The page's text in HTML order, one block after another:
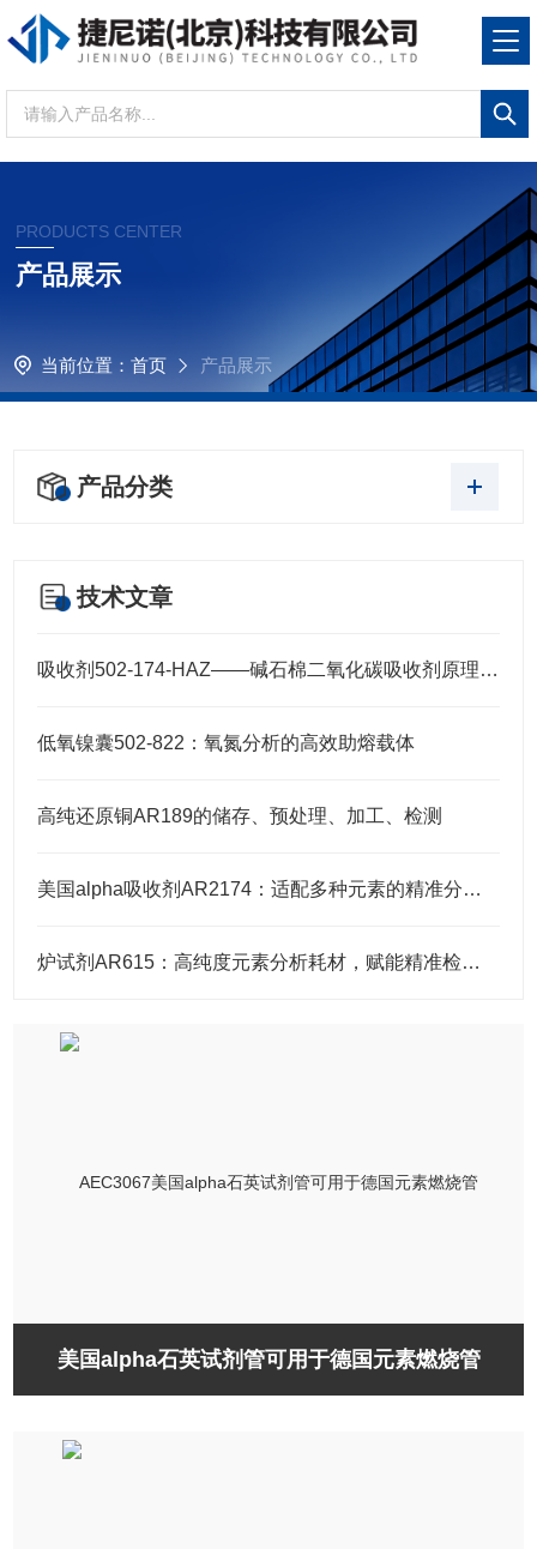
PRODUCTS CENTER
产品展示
当前位置： 首页 产品展示
产品分类
技术文章
吸收剂502-174-HAZ——碱石棉二氧化碳吸收剂原理与元素分析及气体净化应用
低氧镍囊502-822：氧氮分析的高效助熔载体
高纯还原铜AR189的储存、预处理、加工、检测
美国alpha吸收剂AR2174：适配多种元素的精准分析需求
炉试剂AR615：高纯度元素分析耗材，赋能精准检测高效推进
美国alpha石英试剂管可用于德国元素燃烧管